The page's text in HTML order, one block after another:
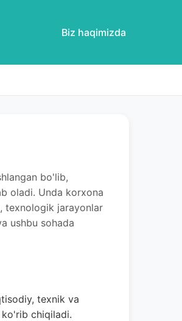
Biz haqimizda
bo'lib,
oladi. Unda korxona
texnologik jarayonlar
ushbu sohada
texnik va
chiqiladi.